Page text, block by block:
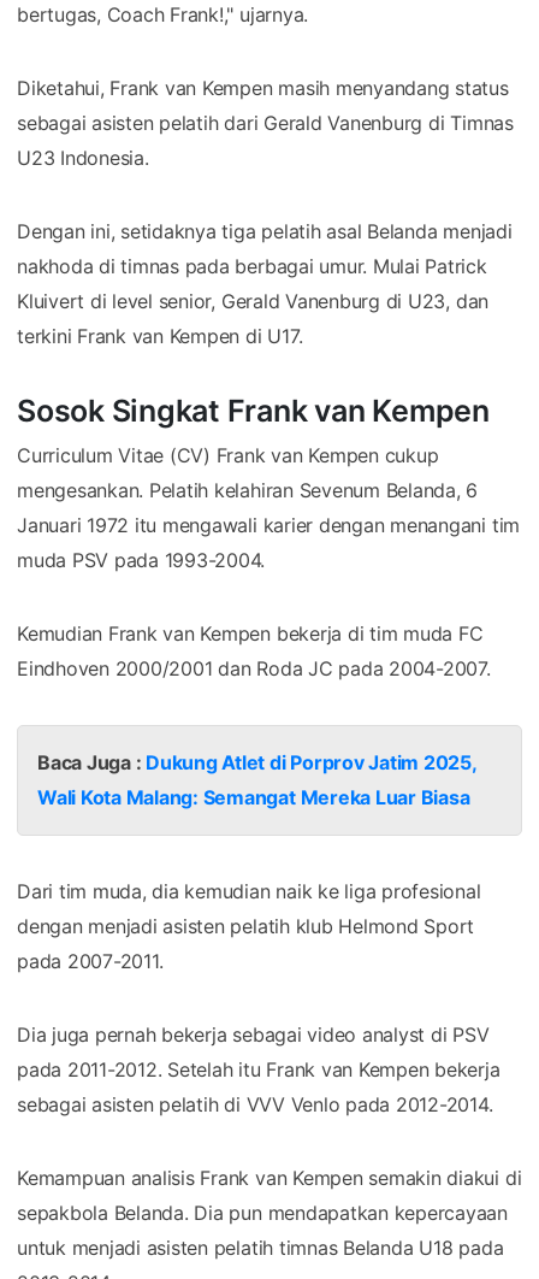
bertugas, Coach Frank!," ujarnya.
Diketahui, Frank van Kempen masih menyandang status
sebagai asisten pelatih dari Gerald Vanenburg di Timnas
U23 Indonesia.
Dengan ini, setidaknya tiga pelatih asal Belanda menjadi
nakhoda di timnas pada berbagai umur. Mulai Patrick
Kluivert di level senior, Gerald Vanenburg di U23, dan
terkini Frank van Kempen di U17.
Sosok Singkat Frank van Kempen
Curriculum Vitae (CV) Frank van Kempen cukup
mengesankan. Pelatih kelahiran Sevenum Belanda, 6
Januari 1972 itu mengawali karier dengan menangani tim
muda PSV pada 1993-2004.
Kemudian Frank van Kempen bekerja di tim muda FC
Eindhoven 2000/2001 dan Roda JC pada 2004-2007.
Baca Juga : Dukung Atlet di Porprov Jatim 2025,
Wali Kota Malang: Semangat Mereka Luar Biasa
Dari tim muda, dia kemudian naik ke liga profesional
dengan menjadi asisten pelatih klub Helmond Sport
pada 2007-2011.
Dia juga pernah bekerja sebagai video analyst di PSV
pada 2011-2012. Setelah itu Frank van Kempen bekerja
sebagai asisten pelatih di VVV Venlo pada 2012-2014.
Kemampuan analisis Frank van Kempen semakin diakui di
sepakbola Belanda. Dia pun mendapatkan kepercayaan
untuk menjadi asisten pelatih timnas Belanda U18 pada